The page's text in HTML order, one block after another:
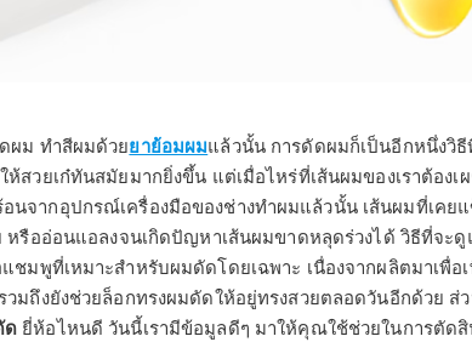
ผม ทำสีผมด้วยยาย้อมผมแล้วนั้น การดัดผมก็เป็นอีกหนึ่งวิ
ห้สวยเก๋ทันสมัยมากยิ่งขึ้น แต่เมื่อไหร่ที่เส้นผมของเราต้องเ
นจากอุปกรณ์เครื่องมือของช่างทำผมแล้วนั้น เส้นผมที่เคย
หรืออ่อนแอลงจนเกิดปัญหาเส้นผมขาดหลุดร่วงได้ วิธีที่จะ
แชมพูที่เหมาะสำหรับผมดัดโดยเฉพาะ เนื่องจากผลิตมาเพื่อ
มถึงยังช่วยล็อกทรงผมดัดให้อยู่ทรงสวยตลอดวันอีกด้วย ส่ว
ด ยี่ห้อไหนดี วันนี้เรามีข้อมูลดีๆ มาให้คุณใช้ช่วยในการตัด